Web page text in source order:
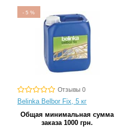
-5%
Отзывы 0
Belinka Belbor Fix, 5 кг
Общая минимальная сумма
заказа 1000 грн.